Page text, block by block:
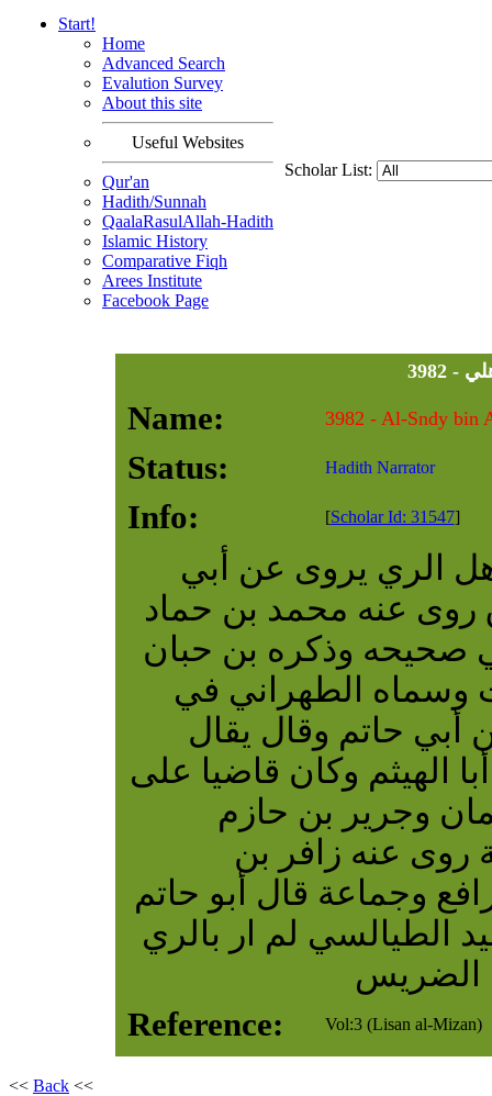
Start!
Home
Advanced Search
Evalution Survey
About this site
Useful Websites
Qur'an
Hadith/Sunnah
QaalaRasulAllah-Hadith
Islamic History
Comparative Fiqh
Arees Institute
Facebook Page
Scholar List:
Name:
Status:
Hadith Narrator
Info: [Scholar Id: 31547]
الري يروى عن أبي
روى عنه محمد بن حماد
صحيحه وذكره بن حبان
وسماه الطهراني في
أبي حاتم وقال يقال
الهيثم وكان قاضيا على
وجرير بن حازم
روى عنه زافر بن
وجماعة قال أبو حاتم
الطيالسي لم ار بالري
الضريس
Reference: Vol:3 (Lisan al-Mizan)
<< Back <<